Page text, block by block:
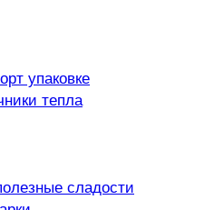
упаковке
тепла
сладости